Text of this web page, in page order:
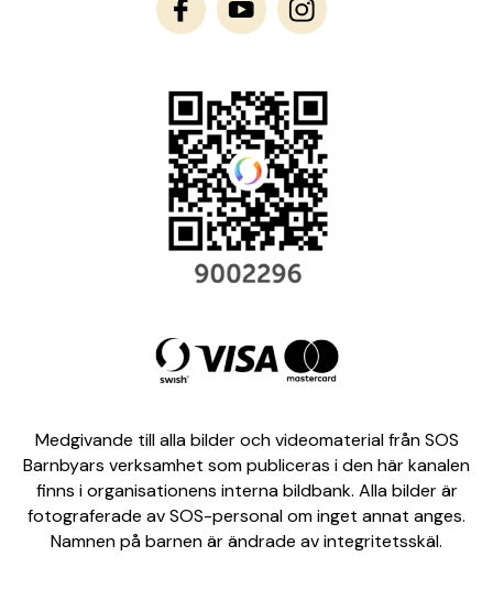
Medgivande till alla bilder och videomaterial från SOS
Barnbyars verksamhet som publiceras i den här kanalen
finns i organisationens interna bildbank. Alla bilder är
fotograferade av SOS-personal om inget annat anges.
Namnen på barnen är ändrade av integritetsskäl.